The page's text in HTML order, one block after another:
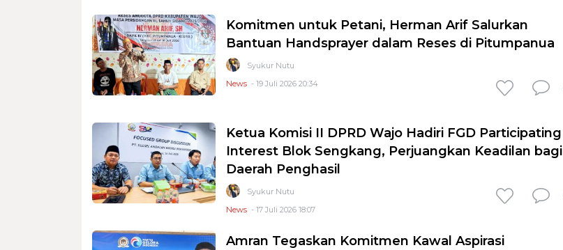
Komitmen untuk Petani, Herman Arif Salurkan
Bantuan Handsprayer dalam Reses di Pitumpanua
Syukur Nutu
News - 19 Juli 2026 20:34
Ketua Komisi II DPRD Wajo Hadiri FGD Participating
Interest Blok Sengkang, Perjuangkan Keadilan bagi
Daerah Penghasil
Syukur Nutu
News - 17 Juli 2026 18:07
Amran Tegaskan Komitmen Kawal Aspirasi